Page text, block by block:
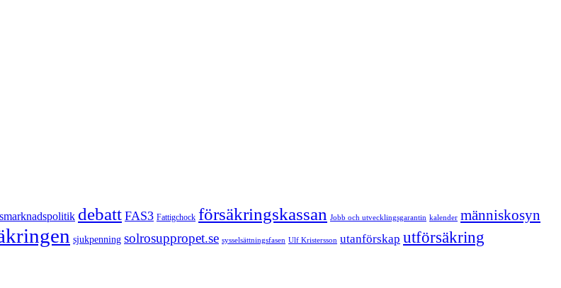
debatt FAS3 Fattigchock försäkringskassan Jobb och utvecklingsgarantin kalender människosyn
sjukpenning solrosuppropet.se sysselsättningsfasen Ulf Kristersson utanförskap utförsäkring